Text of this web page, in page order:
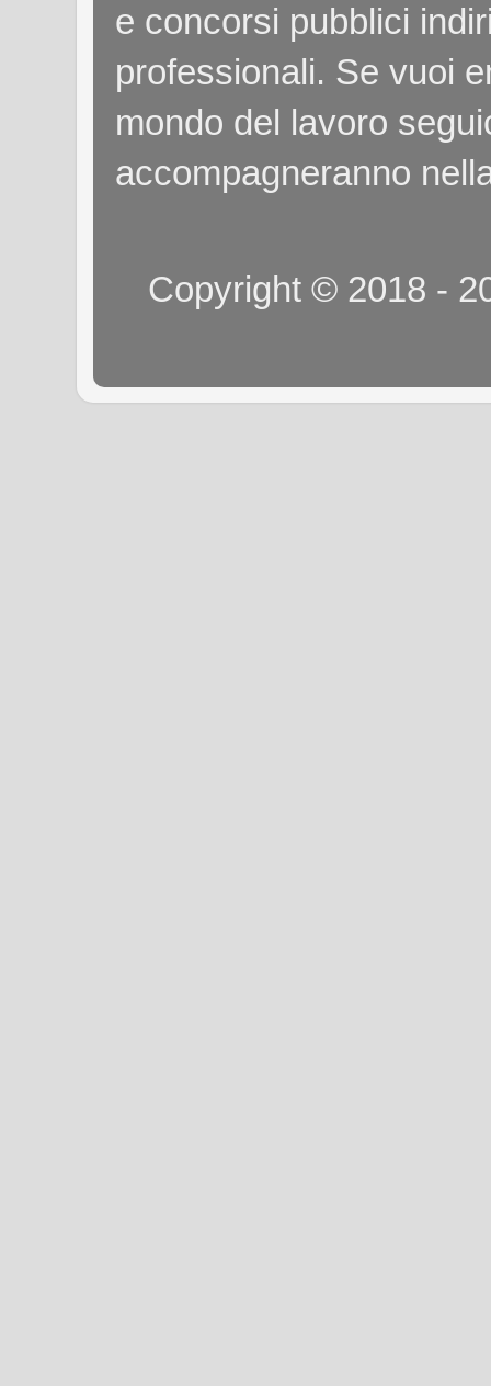
e concorsi pubblici
professionali. Se vuoi
mondo del lavoro
accompagneranno
Copyright © 2018 -